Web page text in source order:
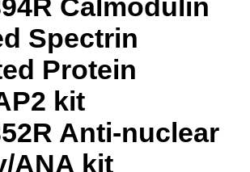
Calmodulin
Spectrin
Protein
kit
Anti-nuclear
ANA kit